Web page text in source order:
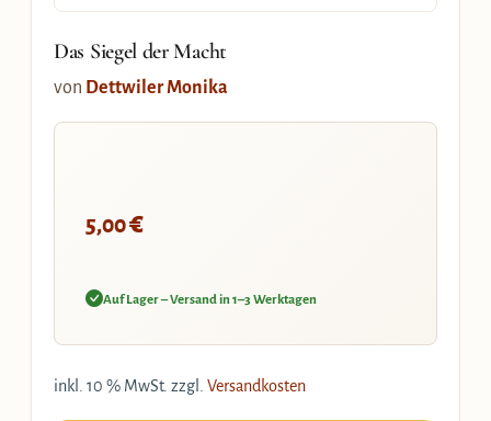
Das Siegel der Macht
von Dettwiler Monika
5,00€
Auf Lager – Versand in 1–3 Werktagen
inkl. 10 % MwSt. zzgl. Versandkosten